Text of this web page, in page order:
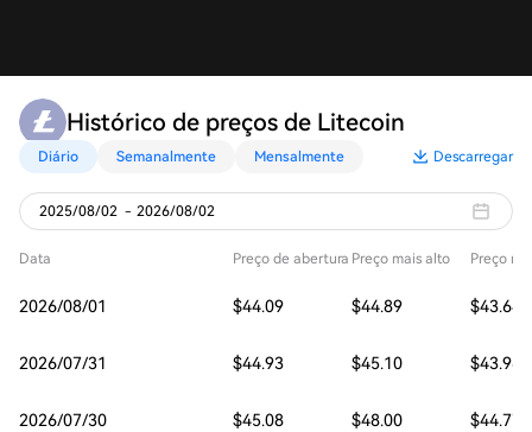
Histórico de preços de Litecoin
Diário Semanalmente Mensalmente Descarregar
2025/08/02 - 2026/08/02
Data Preço de abertura Preço mais alto Preço
2026/08/01 $44.09 $44.89 $43.64
2026/07/31 $44.93 $45.10 $43.96
2026/07/30 $45.08 $48.00 $44.77